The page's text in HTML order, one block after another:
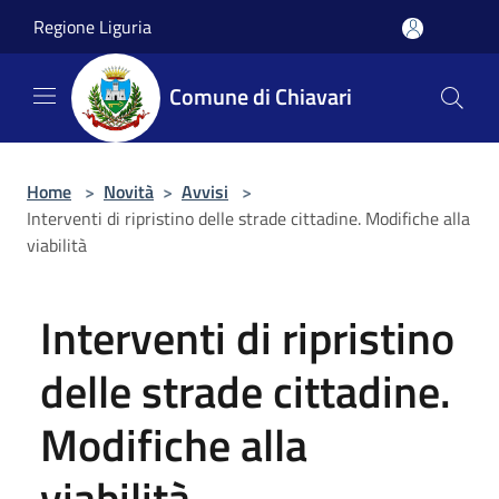
Regione Liguria
Comune di Chiavari
Home > Novità > Avvisi >
Interventi di ripristino delle strade cittadine. Modifiche alla
viabilità
Interventi di ripristino
delle strade cittadine.
Modifiche alla